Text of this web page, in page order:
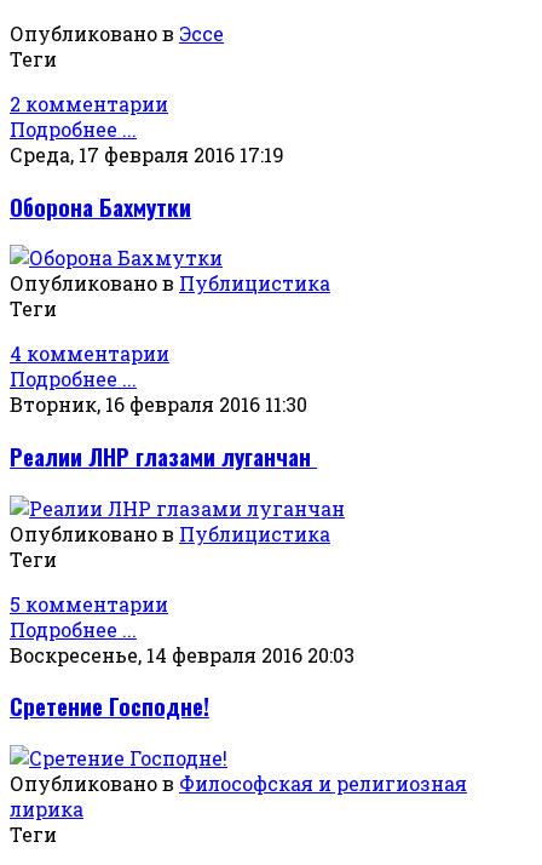
Опубликовано в Эссе
Теги
2 комментарии
Подробнее ...
Среда, 17 февраля 2016 17:19
Оборона Бахмутки
Опубликовано в Публицистика
Теги
4 комментарии
Подробнее ...
Вторник, 16 февраля 2016 11:30
Реалии ЛНР глазами луганчан
Опубликовано в Публицистика
Теги
5 комментарии
Подробнее ...
Воскресенье, 14 февраля 2016 20:03
Сретение Господне!
Опубликовано в Философская и религиозная
лирика
Теги